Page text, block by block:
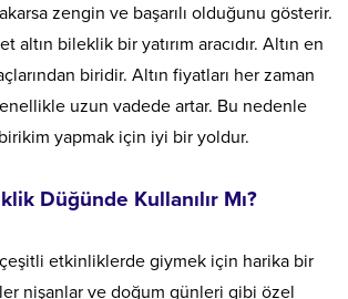
zengin ve başarılı olduğunu gösterir.
altın bileklik bir yatırım aracıdır. Altın en
biridir. Altın fiyatları her zaman
uzun vadede artar. Bu nedenle
yapmak için iyi bir yoldur.
Düğünde Kullanılır Mı?
etkinliklerde giymek için harika bir
nişanlar ve doğum günleri gibi özel